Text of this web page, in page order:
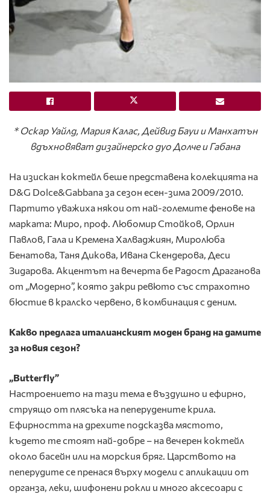
* Оскар Уайлд, Мария Калас, Дейвид Бауи и Манхатън
вдъхновяват дизайнерско дуо Долче и Габана
На изискан коктейл беше представена колекцията на
D&G Dolce&Gabbana за сезон есен-зима 2009/2010.
Партито уважиха някои от най-големите фенове на
марката: Миро, проф. Любомир Стойков, Орлин
Павлов, Гала и Кремена Халваджиян, Миролюба
Бенатова, Таня Дикова, Ивана Скендерова, Деси
Зидарова. Акцентът на вечерта бе Радост Драганова
от „Модерно”, която закри ревюто със страхотно
бюстие в кралско червено, в комбинация с деним.
Какво предлага италианският моден бранд на дамите
за новия сезон?
„Butterfly”
Настроението на тази тема е въздушно и ефирно,
струящо от плясъка на пеперудените крила.
Ефирността на дрехите подсказва мястото,
където те стоят най-добре – на вечерен коктейл
около басейн или на морския бряг. Царството на
пеперудите се пренася върху модели с апликации от
органза, леки, шифонени рокли и много аксесоари с